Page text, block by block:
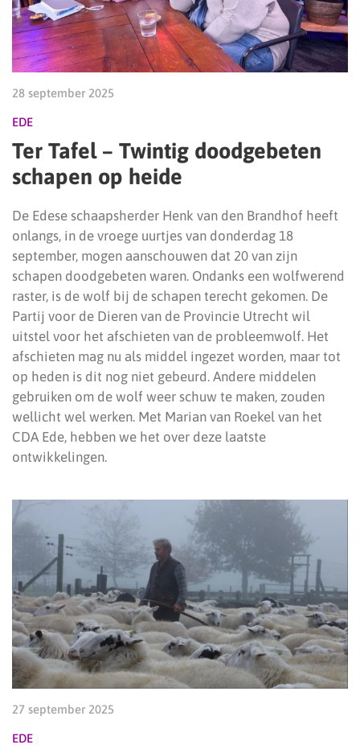
28 september 2025
EDE
Ter Tafel – Twintig doodgebeten
schapen op heide
De Edese schaapsherder Henk van den Brandhof heeft
onlangs, in de vroege uurtjes van donderdag 18
september, mogen aanschouwen dat 20 van zijn
schapen doodgebeten waren. Ondanks een wolfwerend
raster, is de wolf bij de schapen terecht gekomen. De
Partij voor de Dieren van de Provincie Utrecht wil
uitstel voor het afschieten van de probleemwolf. Het
afschieten mag nu als middel ingezet worden, maar tot
op heden is dit nog niet gebeurd. Andere middelen
gebruiken om de wolf weer schuw te maken, zouden
wellicht wel werken. Met Marian van Roekel van het
CDA Ede, hebben we het over deze laatste
ontwikkelingen.
27 september 2025
EDE